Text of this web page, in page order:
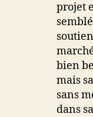
projet
bien
mais
sans
dans